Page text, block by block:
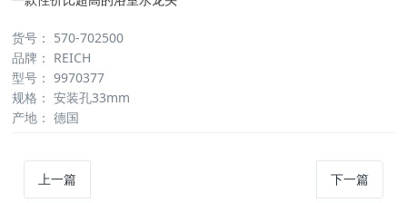
货号 ： 570-702500
品牌 ： REICH
型号 ： 9970377
规格 ： 安装孔33mm
产地 ： 德国
上一篇 下一篇